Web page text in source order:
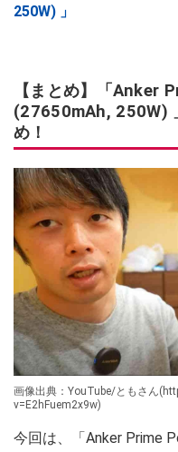
250W) 」
【まとめ】「Anker
(27650mAh, 250W)
め！
画像出典：YouTube/ともさん
v=E2hFuem2x9w)
今回は、「Anker Prime